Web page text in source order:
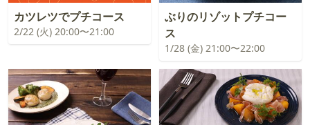
カツレツでプチコース
2/22 (火) 20:00〜21:00
ぶりのリゾットプチコー
ス
1/28 (金) 21:00〜22:00